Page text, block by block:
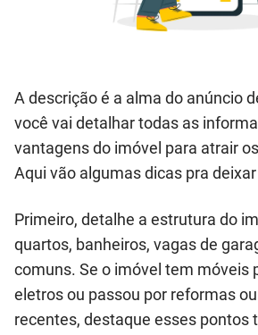
A descrição é a alma do anúncio
você vai detalhar todas as
vantagens do imóvel para atrair
Aqui vão algumas dicas pra
Primeiro, detalhe a estrutura do
quartos, banheiros, vagas de
comuns. Se o imóvel tem móveis
eletros ou passou por reformas ou
recentes, destaque esses pontos